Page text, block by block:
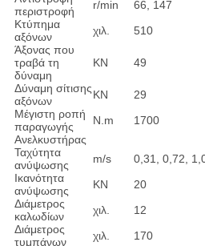
περιστροφή
r/min 66, 147
Κτύπημα
αξόνων
χιλ. 510
Άξονας που
τραβά τη
δύναμη
KN 49
Δύναμη σίτισης
αξόνων
KN 29
Μέγιστη ροπή
παραγωγής
N.m 1700
Ανελκυστήρας
Ταχύτητα
ανύψωσης
m/s 0,31, 0,72,
Ικανότητα
ανύψωσης
KN 20
Διάμετρος
καλωδίων
χιλ. 12
Διάμετρος
τυμπάνων
χιλ. 170